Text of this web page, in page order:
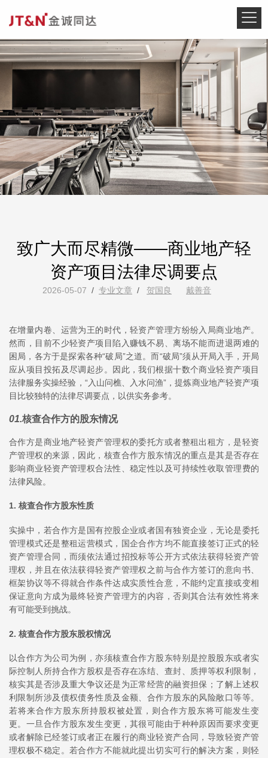
致广大而尽精微——商业地产轻
资产项目法律尽调要点
2026-05-07 / 专业文章 / 贺国良 戴善音
在增量内卷、运营为王的时代，轻资产管理方纷纷入局商业地产。
然而，目前不少轻资产项目陷入赚钱不易、离场不能而进退两难的
困局，各方于是探索各种“破局”之道。而“破局”须从开局入手，开局
应从项目投拓及尽调起步。因此，我们根据十数个商业轻资产项目
法律服务实操经验，“入山问樵、入水问渔”，提炼商业地产轻资产项
目比较独特的法律尽调要点，以供实务参考。
01.核查合作方的股东情况
合作方是商业地产轻资产管理权的委托方或者整租出租方，是轻资
产管理权的来源，因此，核查合作方股东情况的重点是其是否存在
影响商业轻资产管理权合法性、稳定性以及可持续性收取管理费的
法律风险。
1. 核查合作方股东性质
实操中，若合作方是国有控股企业或者国有独资企业，无论是委托
管理模式还是整租运营模式，国企合作方均不能直接签订正式的轻
资产管理合同，而须依法通过招投标等公开方式依法获得轻资产管
理权，并且在依法获得轻资产管理权之前与合作方签订的意向书、
框架协议等不得就合作条件达成实质性合意，不能约定直接或变相
保证意向方成为最终轻资产管理方的内容，否则其合法有效性将来
有可能受到挑战。
2. 核查合作方股东股权情况
以合作方为公司为例，亦须核查合作方股东特别是控股股东或者实
际控制人所持合作方股权是否存在冻结、查封、质押等权利限制，
核实其是否涉及重大争议还是为正常经营的融资担保；了解上述权
利限制所涉及债权债务性质及金额、合作方股东的风险敞口等等。
若将来合作方股东所持股权被处置，则合作方股东将可能发生变
更。一旦合作方股东发生变更，其很可能由于种种原因而要求变更
或者解除已经签订或者正在履行的商业轻资产合同，导致轻资产管
理权极不稳定。若合作方不能就此提出切实可行的解决方案，则轻